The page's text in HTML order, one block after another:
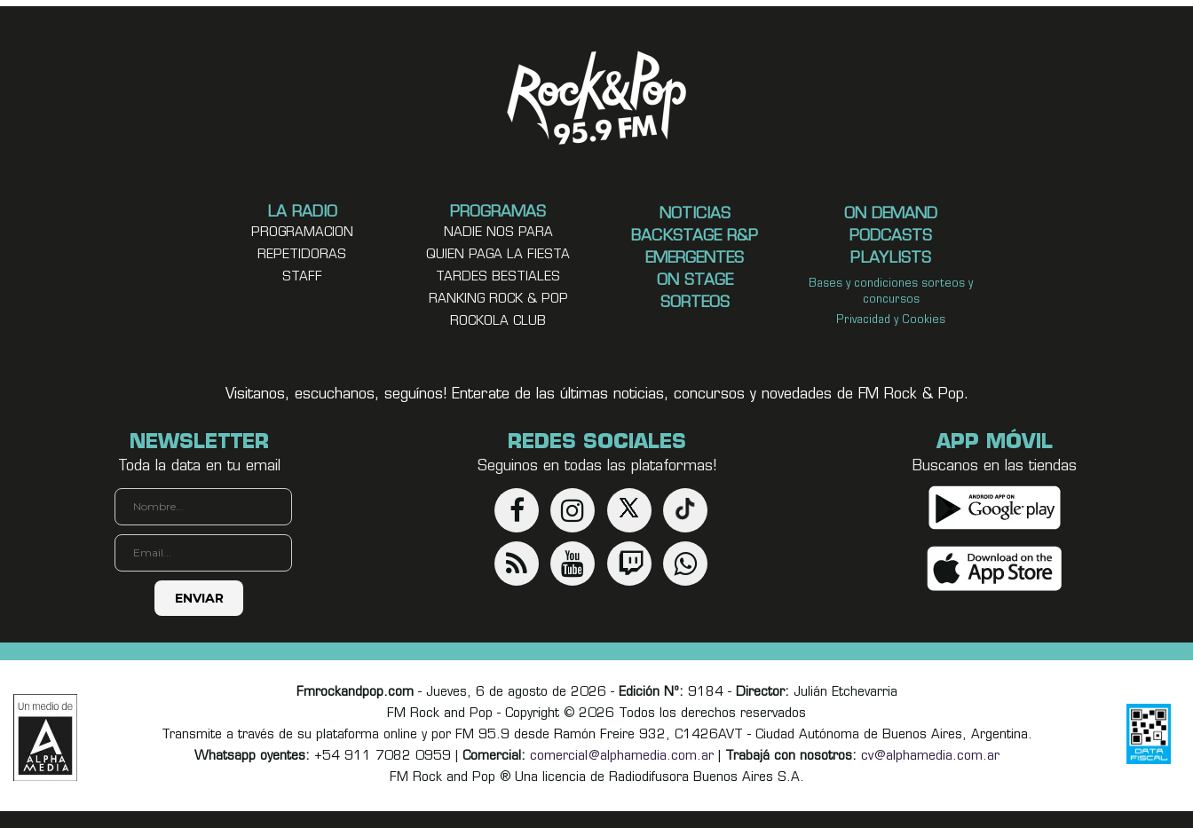
LA RADIO
PROGRAMACION
REPETIDORAS
STAFF
PROGRAMAS
NADIE NOS PARA
QUIEN PAGA LA FIESTA
TARDES BESTIALES
RANKING ROCK & POP
ROCKOLA CLUB
NOTICIAS
BACKSTAGE R&P
EMERGENTES
ON STAGE
SORTEOS
ON DEMAND
PODCASTS
PLAYLISTS
Bases y condiciones sorteos y
concursos
Privacidad y Cookies
Visitanos, escuchanos, seguínos! Enterate de las últimas noticias, concursos y novedades de FM Rock & Pop.
NEWSLETTER
Toda la data en tu email
REDES SOCIALES
Seguinos en todas las plataformas!
APP MÓVIL
Buscanos en las tiendas
Fmrockandpop.com- Jueves, 6 de agosto de 2026 - Edición Nº: 9184 - Director: Julián Etchevarria
FM Rock and Pop - Copyright © 2026 Todos los derechos reservados
Transmite a través de su plataforma online y por FM 95.9 desde Ramón Freire 932, C1426AVT - Ciudad Autónoma de Buenos Aires, Argentina.
Whatsapp oyentes: +54 911 7082 0959 | Comercial: comercial@alphamedia.com.ar| Trabajá con nosotros: cv@alphamedia.com.ar
FM Rock and Pop ® Una licencia de Radiodifusora Buenos Aires S.A.